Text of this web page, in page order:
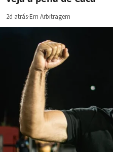
2d atrás·Em Arbitragem